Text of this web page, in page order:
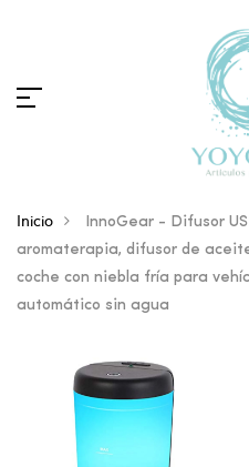
Inicio
InnoGear - Difusor
aromaterapia, difusor de
coche con niebla fría para
automático sin agua